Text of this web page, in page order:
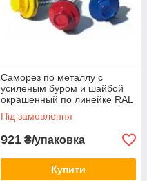
Саморез по металлу с
усиленым буром и шайбой
окрашенный по линейке RAL
5,5х50 250шт\уп.
Під замовлення
921 ₴/упаковка
Купити